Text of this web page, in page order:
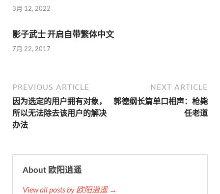
3月 12, 2022
影子武士 开启自带繁体中文
7月 22, 2017
PREVIOUS ARTICLE
因为选定的用户拥有对象，
所以无法除去该用户的解决
办法
NEXT ARTICLE
郭德纲长篇单口相声：枪毙
任老道
About 欧阳逍遥
View all posts by 欧阳逍遥 →